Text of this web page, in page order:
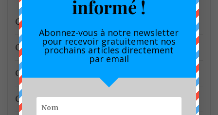
CSU Cameroun
CUD
Culture
Cybersécurité
informé !
Abonnez-vous à notre newsletter
pour recevoir gratuitement nos
prochains articles directement
par email